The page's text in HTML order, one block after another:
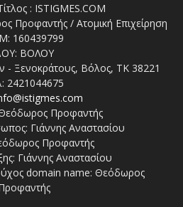
: ISTIGMES.COM
Προφαντής / Ατομική Επιχείρηση
160439799
ΒΟΛΟΥ
- Ξενοκράτους, Βόλος, ΤΚ 38221
2421044675
Θεόδωρος Προφαντής
Γιάννης Αναστασίου
Προφαντής
Γιάννης Αναστασίου
domain name: Θεόδωρος